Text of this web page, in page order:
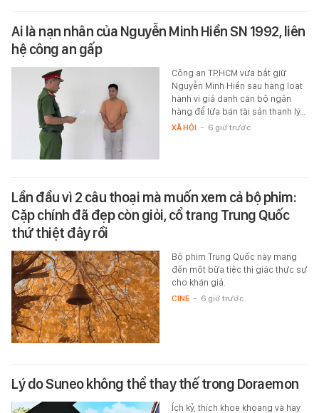
Ai là nạn nhân của Nguyễn Minh Hiền SN 1992, liên
hệ công an gấp
Công an TP.HCM vừa bắt giữ
Nguyễn Minh Hiền sau hàng loạt
hành vi giả danh cán bộ ngân
hàng để lừa bán tài sản thanh lý…
XÃ HỘI - 6 giờ trước
Lần đầu vì 2 câu thoại mà muốn xem cả bộ phim:
Cặp chính đã đẹp còn giỏi, cổ trang Trung Quốc
thứ thiệt đây rồi
Bộ phim Trung Quốc này mang
đến một bữa tiệc thị giác thực sự
cho khán giả.
CINE - 6 giờ trước
Lý do Suneo không thể thay thế trong Doraemon
Ích kỷ, thích khoe khoang và hay